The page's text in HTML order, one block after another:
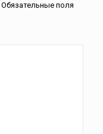
Обязательные поля